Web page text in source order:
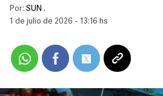
Por: SUN .
1 de julio de 2026 - 13:16 hs